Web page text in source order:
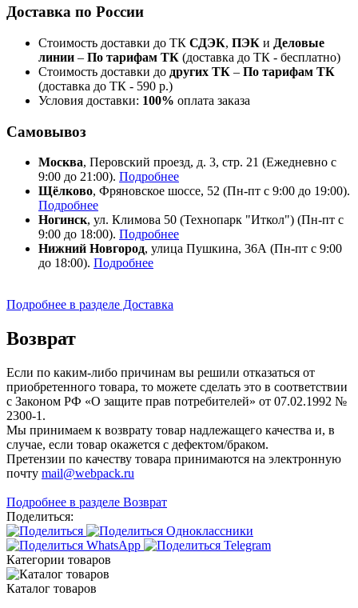
Доставка по России
Стоимость доставки до ТК СДЭК, ПЭК и Деловые
линии – По тарифам ТК (доставка до ТК - бесплатно)
Стоимость доставки до других ТК – По тарифам ТК
(доставка до ТК - 590 р.)
Условия доставки: 100% оплата заказа
Самовывоз
Москва, Перовский проезд, д. 3, стр. 21 (Ежедневно с
9:00 до 21:00). Подробнее
Щёлково, Фряновское шоссе, 52 (Пн-пт с 9:00 до 19:00).
Подробнее
Ногинск, ул. Климова 50 (​Технопарк "Иткол") (Пн-пт с
9:00 до 18:00). Подробнее
Нижний Новгород, улица Пушкина, 36А (Пн-пт с 9:00
до 18:00). Подробнее
Подробнее в разделе Доставка
Возврат
Если по каким-либо причинам вы решили отказаться от
приобретенного товара, то можете сделать это в соответствии
с Законом РФ «О защите прав потребителей» от 07.02.1992 №
2300-1.
Мы принимаем к возврату товар надлежащего качества и, в
случае, если товар окажется с дефектом/браком.
Претензии по качеству товара принимаются на электронную
почту mail@webpack.ru
Подробнее в разделе Возврат
Поделиться:
Категории товаров
Каталог товаров